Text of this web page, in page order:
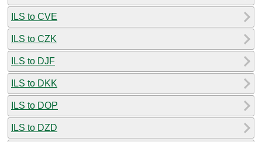
ILS to CVE
ILS to CZK
ILS to DJF
ILS to DKK
ILS to DOP
ILS to DZD